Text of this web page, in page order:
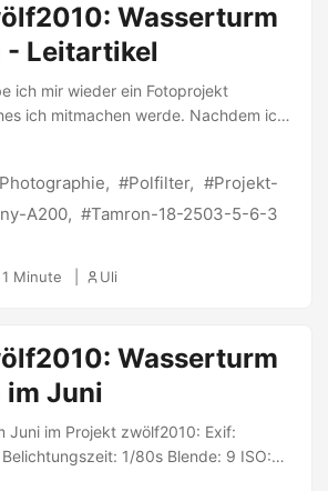
Wasserturm
- Leitartikel
ich mir wieder ein Fotoprojekt
ich mitmachen werde. Nachdem ich
nach wenigen Photos
Faden verloren hatte und mir dann
wurde, habe ich mich entschlossen
für ein Projekt zu schießen. Ich
Suche und landete bei Jana , die
Polfilter
Projekt-
A200 Tamron-18-2503-5-6-3
1 Minute Uli
Wasserturm
im Juni
Juni im Projekt zwölf2010: Exif:
1/80s Blende: 9 ISO:
es mit der Sony α200 und dem